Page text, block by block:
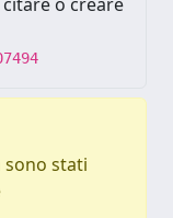
sono stati